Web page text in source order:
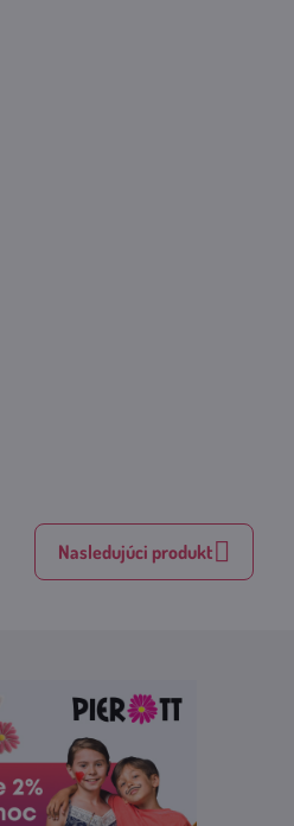
Nasledujúci produkt